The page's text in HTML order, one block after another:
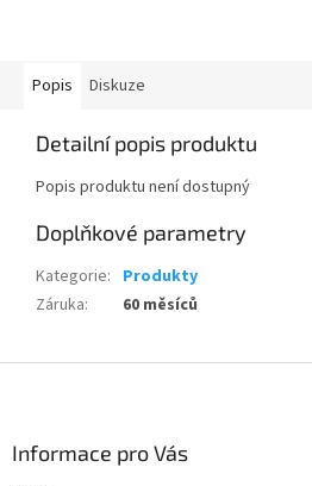
Popis Diskuze
Detailní popis produktu
Popis produktu není dostupný
Doplňkové parametry
Kategorie: Produkty
Záruka: 60 měsíců
Informace pro Vás